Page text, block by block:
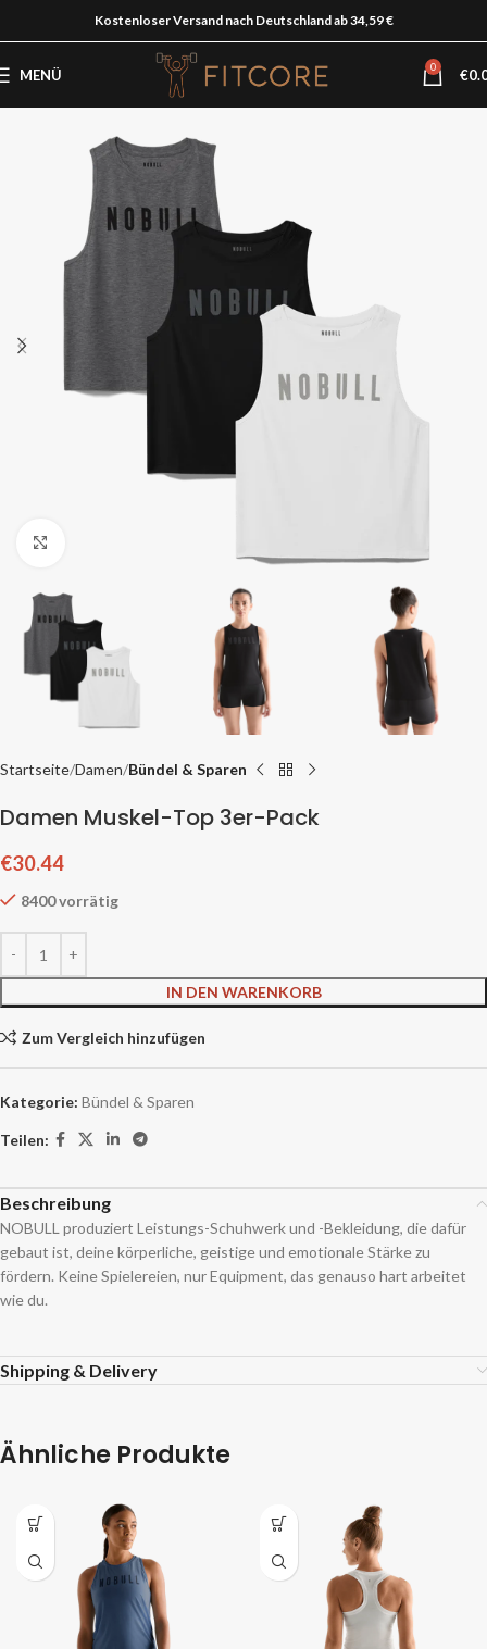
Kostenloser Versand nach Deutschland ab 34,59 €
MENÜ 0 €
Startseite Damen Bündel & Sparen
Damen Muskel-Top 3er-Pack
€30.44
8400 vorrätig
IN DEN WARENKORB
Zum Vergleich hinzufügen
Kategorie: Bündel & Sparen
Teilen:
Beschreibung
NOBULL produziert Leistungs-Schuhwerk und -Bekleidung, die dafür
gebaut ist, deine körperliche, geistige und emotionale Stärke zu
fördern. Keine Spielereien, nur Equipment, das genauso hart arbeitet
wie du.
Shipping & Delivery
Ähnliche Produkte